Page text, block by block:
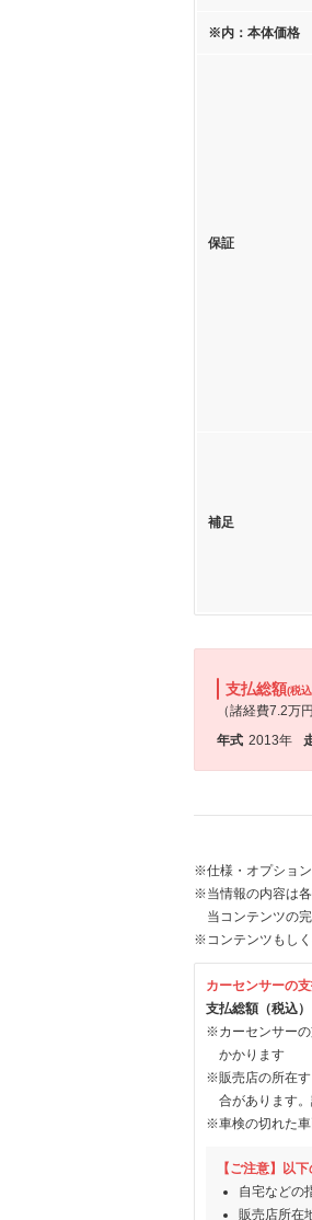
※内：本体価格
保証
補足
支払総額(税
（諸経費7.2万
年式 2013年
※仕様・オプション
※当情報の内容は
当コンテンツの
※コンテンツもしく
カーセンサーの
支払総額（税込
※カーセンサーの
かかります
※販売店の所在す
合があります
※車検の切れた車
【ご注意】以
自宅などの
販売店所在